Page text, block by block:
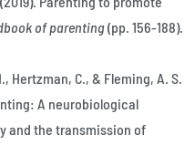
of parenting(pp. 156-188).
Hertzman, C., & Fleming, A. S.
A neurobiological
and the transmission of